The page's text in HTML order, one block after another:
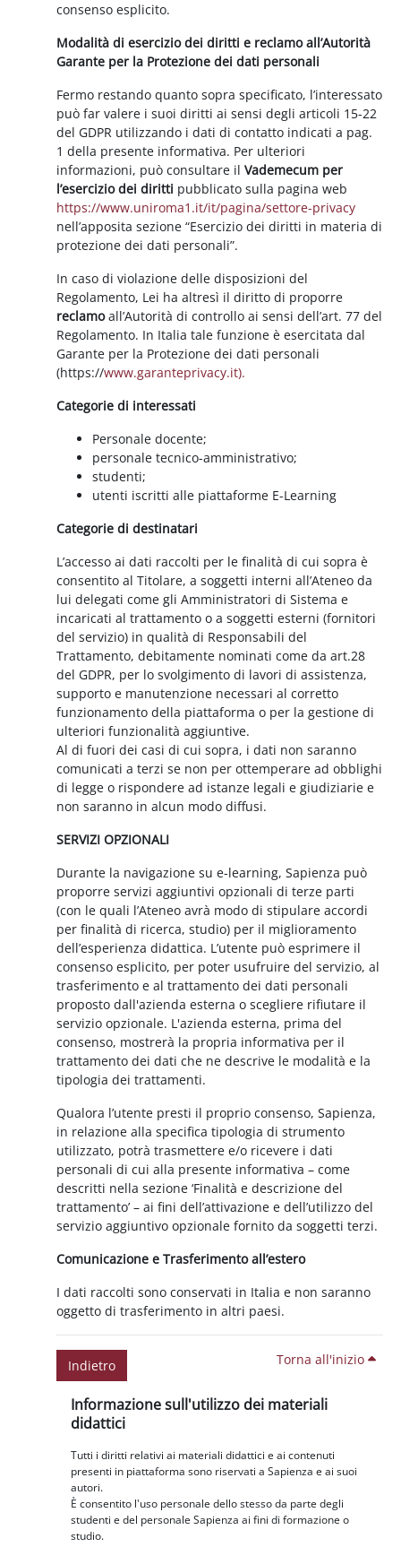
consenso esplicito.
Modalità di esercizio dei diritti e reclamo all’Autorità
Garante per la Protezione dei dati personali
Fermo restando quanto sopra specificato, l’interessato
può far valere i suoi diritti ai sensi degli articoli 15-22
del GDPR utilizzando i dati di contatto indicati a pag.
1 della presente informativa. Per ulteriori
informazioni, può consultare ilVademecum per
l’esercizio dei diritti pubblicato sulla pagina web
https://www.uniroma1.it/it/pagina/settore-privacy
nell’apposita sezione “Esercizio dei diritti in materia di
protezione dei dati personali”.
In caso di violazione delle disposizioni del
Regolamento, Lei ha altresì il diritto di proporre
reclamoall’Autorità di controllo ai sensi dell’art. 77 del
Regolamento. In Italia tale funzione è esercitata dal
Garante per la Protezione dei dati personali
(https://www.garanteprivacy.it).
Categorie di interessati
Personale docente;
personale tecnico-amministrativo;
studenti;
utenti iscritti alle piattaforme E-Learning
Categorie di destinatari
L’accesso ai dati raccolti per le finalità di cui sopra è
consentito al Titolare, a soggetti interni all’Ateneo da
lui delegati come gli Amministratori di Sistema e
incaricati al trattamento o a soggetti esterni (fornitori
del servizio) in qualità di Responsabili del
Trattamento, debitamente nominati come da art.28
del GDPR, per lo svolgimento di lavori di assistenza,
supporto e manutenzione necessari al corretto
funzionamento della piattaforma o per la gestione di
ulteriori funzionalità aggiuntive.
Al di fuori dei casi di cui sopra, i dati non saranno
comunicati a terzi se non per ottemperare ad obblighi
di legge o rispondere ad istanze legali e giudiziarie e
non saranno in alcun modo diffusi.
SERVIZI OPZIONALI
Durante la navigazione su e-learning, Sapienza può
proporre servizi aggiuntivi opzionali di terze parti
(con le quali l’Ateneo avrà modo di stipulare accordi
per finalità di ricerca, studio) per il miglioramento
dell’esperienza didattica. L’utente può esprimere il
consenso esplicito, per poter usufruire del servizio, al
trasferimento e al trattamento dei dati personali
proposto dall'azienda esterna o scegliere rifiutare il
servizio opzionale. L'azienda esterna, prima del
consenso, mostrerà la propria informativa per il
trattamento dei dati che ne descrive le modalità e la
tipologia dei trattamenti.
Qualora l’utente presti il proprio consenso, Sapienza,
in relazione alla specifica tipologia di strumento
utilizzato, potrà trasmettere e/o ricevere i dati
personali di cui alla presente informativa – come
descritti nella sezione ‘Finalità e descrizione del
trattamento’ – ai fini dell’attivazione e dell’utilizzo del
servizio aggiuntivo opzionale fornito da soggetti terzi.
Comunicazione e Trasferimento all’estero
I dati raccolti sono conservati in Italia e non saranno
oggetto di trasferimento in altri paesi.
Indietro Torna all'inizio
Blocchi
Informazione sull'utilizzo dei materiali
didattici
Tutti i diritti relativi ai materiali didattici e ai contenuti
presenti in piattaforma sono riservati a Sapienza e ai suoi
autori.
È consentito l'uso personale dello stesso da parte degli
studenti e del personale Sapienza ai fini di formazione o
studio.